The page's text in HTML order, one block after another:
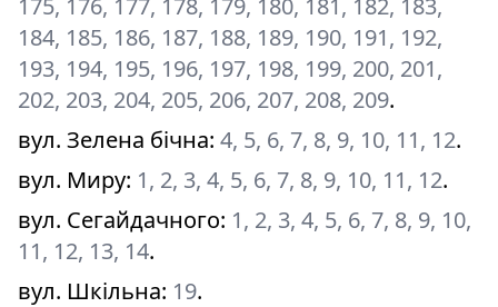
175, 176, 177, 178, 179, 180, 181, 182, 183,
184, 185, 186, 187, 188, 189, 190, 191, 192,
193, 194, 195, 196, 197, 198, 199, 200, 201,
202, 203, 204, 205, 206, 207, 208, 209.
вул. Зелена бічна: 4, 5, 6, 7, 8, 9, 10, 11, 12.
вул. Миру: 1, 2, 3, 4, 5, 6, 7, 8, 9, 10, 11, 12.
вул. Сегайдачного: 1, 2, 3, 4, 5, 6, 7, 8, 9, 10,
11, 12, 13, 14.
вул. Шкільна: 19.